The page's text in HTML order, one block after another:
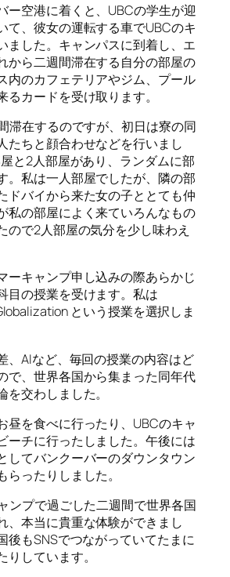
ー空港に着くと、UBCの学生が迎
て、彼女の運転する車でUBCのキ
ました。キャンパスに到着し、エ
から二週間滞在する自分の部屋の
内のカフェテリアやジム、プール
るカードを受け取ります。
滞在するのですが、初日は寮の同
たちと顔合わせなどを行いまし
と2人部屋があり、ランダムに部
。私は一人部屋でしたが、隣の部
ドバイから来た女の子ととても仲
私の部屋によく来ていろんなもの
ので2人部屋の気分を少し味わえ
ーキャンプ申し込みの際あらかじ
目の授業を受けます。私は
という授業を選択しま
、AIなど、毎回の授業の内容はど
で、世界各国から集まった同年代
交わしました。
昼を食べに行ったり、UBCのキャ
ーチに行ったしました。午後には
してバンクーバーのダウンタウン
らったりしました。
ンプで過ごした二週間で世界各国
、本当に貴重な体験ができまし
後もSNSでつながっていてたまに
りしています。